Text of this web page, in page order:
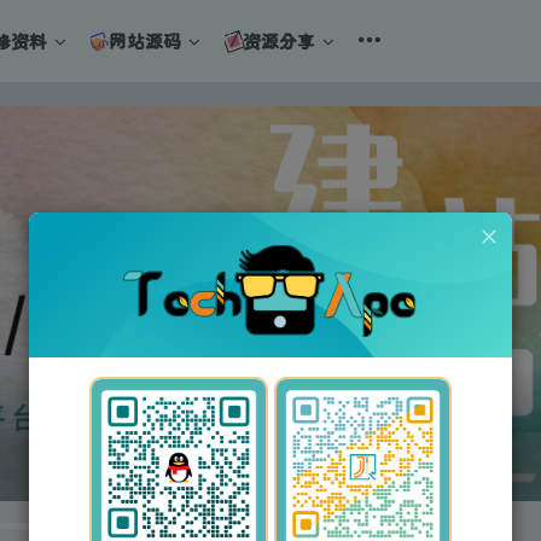
资料 网站源码 资源分享